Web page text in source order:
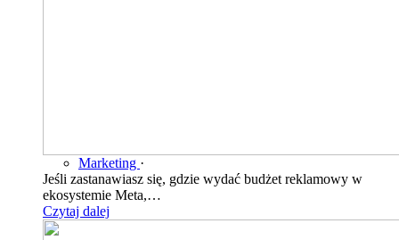
Marketing ·
Jeśli zastanawiasz się, gdzie wydać budżet reklamowy w
ekosystemie Meta,…
Czytaj dalej